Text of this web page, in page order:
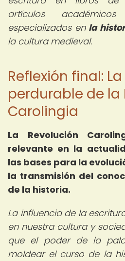
artículos
especializados en la
la cultura medieval.
Reflexión final:
perdurable de la
Carolingia
La Revolución
relevante en la
las bases para la
la transmisión del
de la historia.
La influencia de la
en nuestra cultura y
que el poder de la
moldear el curso de la